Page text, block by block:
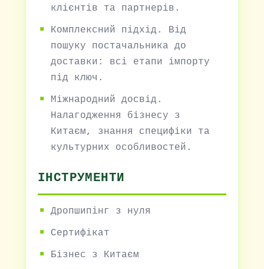
клієнтів та партнерів.
Комплексний підхід. Від
пошуку постачальника до
доставки: всі етапи імпорту
під ключ.
Міжнародний досвід.
Налагодження бізнесу з
Китаєм, знання специфіки та
культурних особливостей.
ІНСТРУМЕНТИ
Дропшипінг з нуля
Сертифікат
Бізнес з Китаєм